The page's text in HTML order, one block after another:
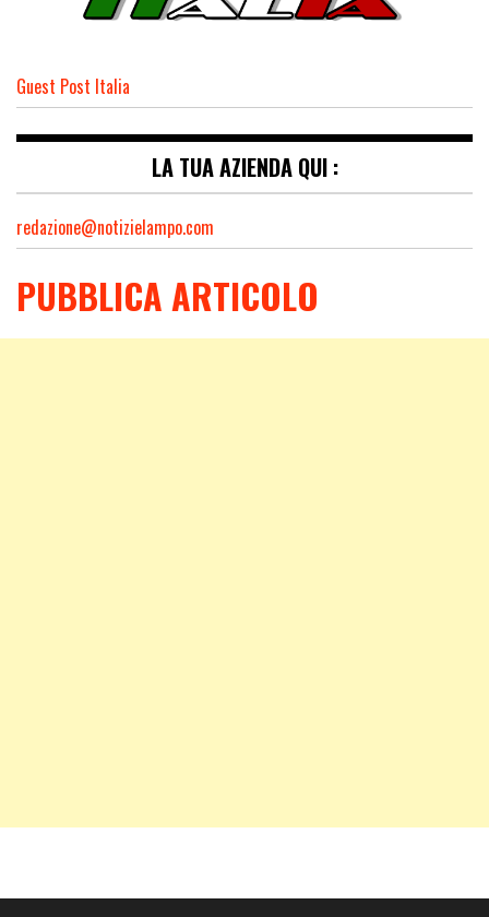
Guest Post Italia
LA TUA AZIENDA QUI :
redazione@notizielampo.com
PUBBLICA ARTICOLO